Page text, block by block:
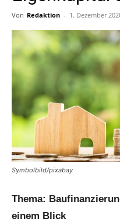
Von Redaktion - 1. Dezember
Symbolbild/pixabay
Thema:
einem Blick